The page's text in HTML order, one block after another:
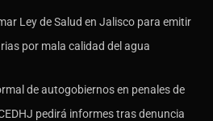
Ley de Salud en Jalisco para emitir
por mala calidad del agua
de autogobiernos en penales de
pedirá informes tras denuncia